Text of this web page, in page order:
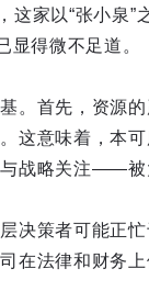
家以“张小泉”
显得微不足道。
。首先，资源
这意味着，本
战略关注——被
决策者可能正
在法律和财务